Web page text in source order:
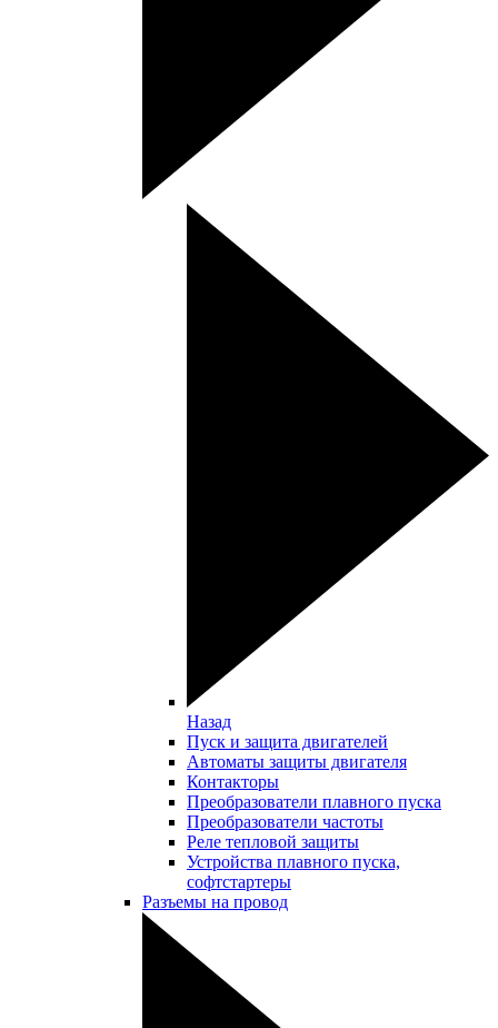
Назад
Пуск и защита двигателей
Автоматы защиты двигателя
Контакторы
Преобразователи плавного пуска
Преобразователи частоты
Реле тепловой защиты
Устройства плавного пуска,
софтстартеры
Разъемы на провод